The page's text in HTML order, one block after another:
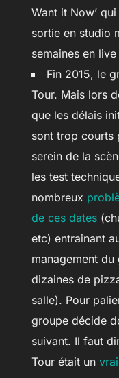
Want it Now’
sortie en studio
semaines en
Fin 2015, le
Tour. Mais lors
que les délais
sont trop courts
serein de la
les test
nombreux
de ces dates
etc) entrainant
management
dizaines de
salle). Pour
groupe décide
suivant. Il faut
Tour était un